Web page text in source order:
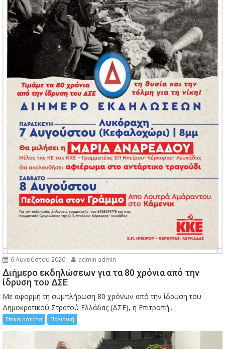
6 Αυγούστου 2026 admin admin
Διήμερο εκδηλώσεων για τα 80 χρόνια από την
ίδρυση του ΔΣΕ
Με αφορμή τη συμπλήρωση 80 χρόνων από την ίδρυση του
Δημοκρατικού Στρατού Ελλάδας (ΔΣΕ), η Επιτροπή...
Επικαιρότητα Πολιτική